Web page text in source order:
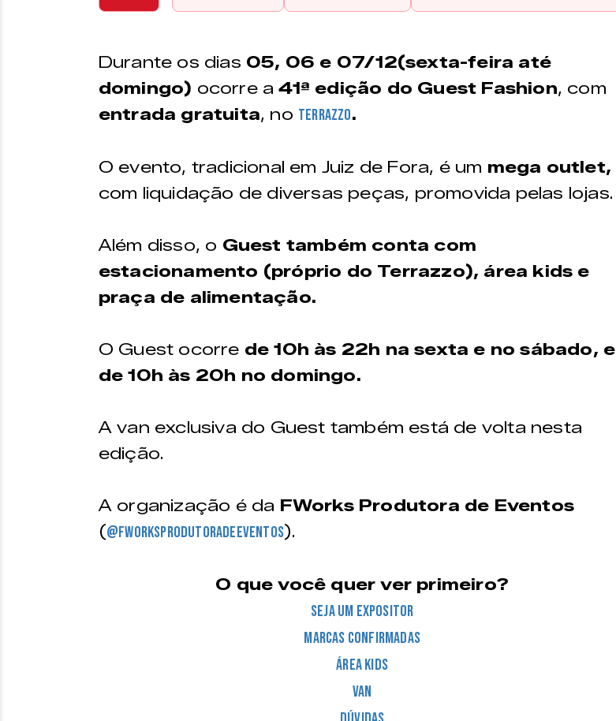
Durante os dias 05, 06 e 07/12(sexta-feira até
domingo) ocorre a 41ª edição do Guest Fashion, com
entrada gratuita, no Terrazzo.
O evento, tradicional em Juiz de Fora, é um mega outlet,
com liquidação de diversas peças, promovida pelas lojas.
Além disso, o Guest também conta com
estacionamento (próprio do Terrazzo), área kids e
praça de alimentação.
O Guest ocorre de 10h às 22h na sexta e no sábado, e
de 10h às 20h no domingo.
A van exclusiva do Guest também está de volta nesta
edição.
A organização é da FWorks Produtora de Eventos
(@fworksprodutoradeeventos).
O que você quer ver primeiro?
Seja um expositor
Marcas confirmadas
Área kids
Van